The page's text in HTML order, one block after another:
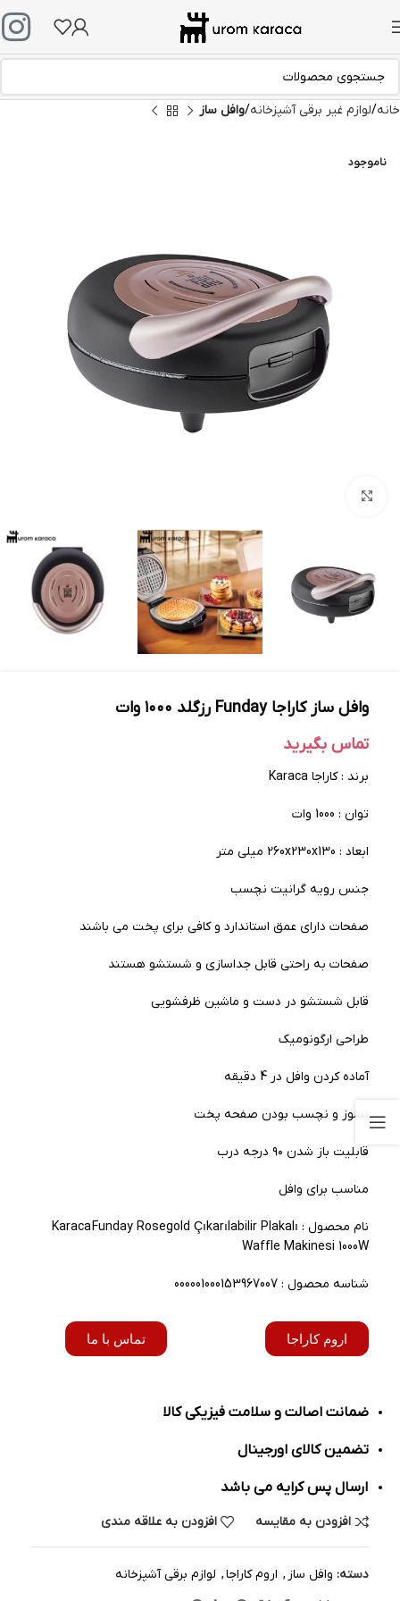
خانه لوازم غیر برقی آشپزخانه وافل ساز
ناموجود
وافل ساز کاراجا Funday رزگلد ۱۰۰۰ وات
تماس بگیرید
برند : کاراجا Karaca
توان : 1000 وات
ابعاد : 260x230x130 میلی متر
جنس رویه گرانیت نچسب
صفحات دارای عمق استاندارد و کافی برای پخت می باشند
صفحات به راحتی قابل جداسازی و شستشو هستند
قابل شستشو در دست و ماشین ظرفشویی
طراحی ارگونومیک
آماده کردن وافل در 4 دقیقه
نسوز و نچسب بودن صفحه پخت
قابلیت باز شدن ۹۰ درجه درب
مناسب برای وافل
نام محصول : Karaca Funday Rosegold Çıkarılabilir Plakalı
Waffle Makinesi 1000W
شناسه محصول : 000001000153967007
اروم کاراجا تماس با ما
ضمانت اصالت و سلامت فیزیکی کالا
تضمین کالای اورجینال
ارسال پس کرایه می باشد
افزودن به مقایسه افزودن به علاقه مندی
دسته: وافل ساز , اروم کاراجا, لوازم برقی آشپزخانه